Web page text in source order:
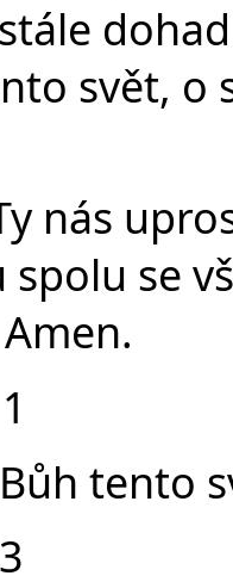
svět, o
nás
spolu se
tento